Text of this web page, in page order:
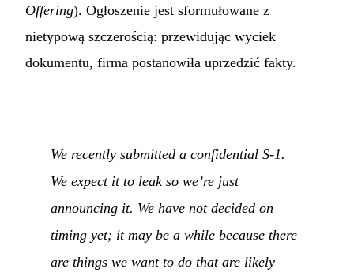
Offering). Ogłoszenie jest sformułowane z
nietypową szczerością: przewidując wyciek
dokumentu, firma postanowiła uprzedzić fakty.
We recently submitted a confidential S-1.
We expect it to leak so we’re just
announcing it. We have not decided on
timing yet; it may be a while because there
are things we want to do that are likely